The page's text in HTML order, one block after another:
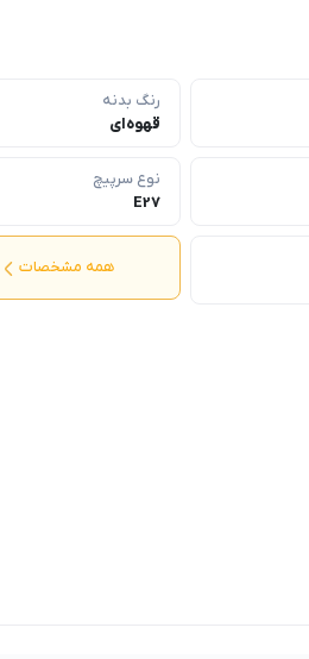
رنگ بدنه
قهوه‌ای
نوع سرپیچ
E27
همه مشخصات